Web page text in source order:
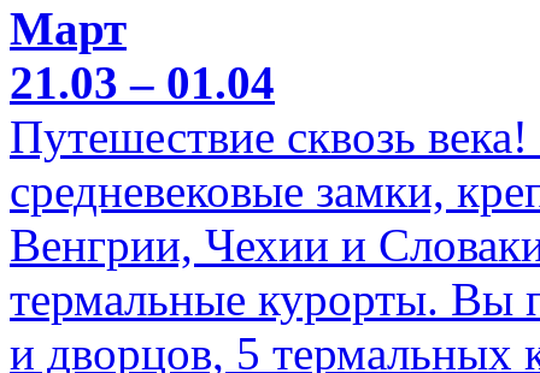
Март
21.03 – 01.04
Путешествие сквозь
средневековые замки,
Венгрии, Чехии и
термальные курорты. Вы
и дворцов, 5 термальных